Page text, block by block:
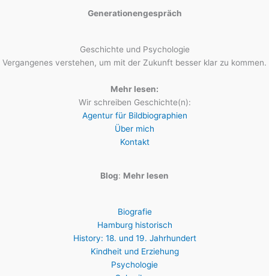
Generationengespräch
Geschichte und Psychologie
Vergangenes verstehen, um mit der Zukunft besser klar zu kommen.
Mehr lesen:
Wir schreiben Geschichte(n):
Agentur für Bildbiographien
Über mich
Kontakt
Blog: Mehr lesen
Biografie
Hamburg historisch
History: 18. und 19. Jahrhundert
Kindheit und Erziehung
Psychologie